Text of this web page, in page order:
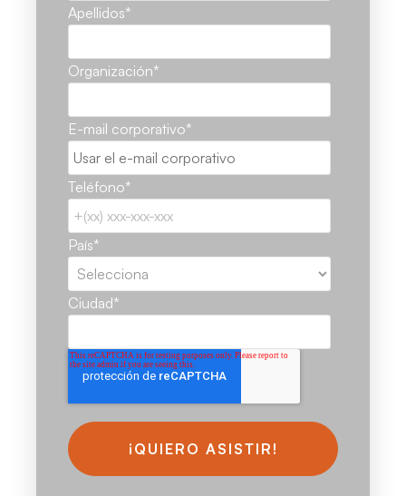
Apellidos*
Organización*
E-mail corporativo*
Teléfono*
País*
Ciudad*